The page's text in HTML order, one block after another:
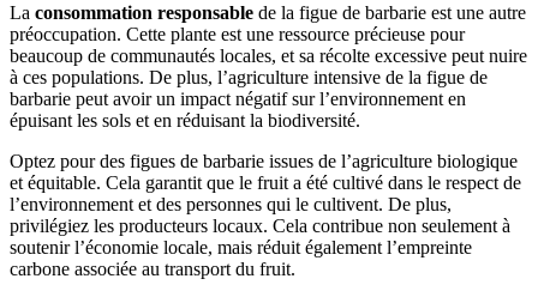
La consommation responsable de la figue de barbarie est une autre
préoccupation. Cette plante est une ressource précieuse pour
beaucoup de communautés locales, et sa récolte excessive peut nuire
à ces populations. De plus, l’agriculture intensive de la figue de
barbarie peut avoir un impact négatif sur l’environnement en
épuisant les sols et en réduisant la biodiversité.
Optez pour des figues de barbarie issues de l’agriculture biologique
et équitable. Cela garantit que le fruit a été cultivé dans le respect de
l’environnement et des personnes qui le cultivent. De plus,
privilégiez les producteurs locaux. Cela contribue non seulement à
soutenir l’économie locale, mais réduit également l’empreinte
carbone associée au transport du fruit.